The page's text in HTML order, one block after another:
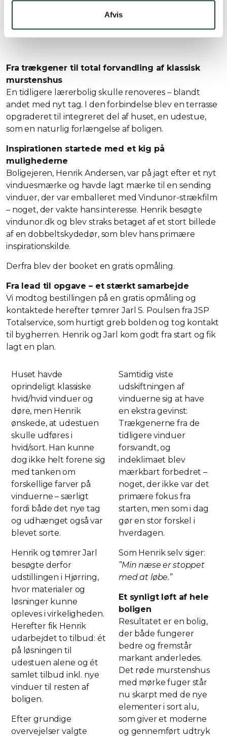
Afvis
Fra trækgener til total forvandling af klassisk
murstenshus
En tidligere lærerbolig skulle renoveres – blandt
andet med nyt tag. I den forbindelse blev en terrasse
opgraderet til integreret del af huset, en udestue,
som en naturlig forlængelse af boligen.
Inspirationen startede med et kig på
mulighederne
Boligejeren, Henrik Andersen, var på jagt efter et nyt
vinduesmærke og havde lagt mærke til en sending
vinduer, der var emballeret med Vindunor-strækfilm
– noget, der vakte hans interesse. Henrik besøgte
vindunor.dk og blev straks betaget af et stort billede
af en dobbeltskydedør, som blev hans primære
inspirationskilde.
Derfra blev der booket en gratis opmåling.
Fra lead til opgave – et stærkt samarbejde
Vi modtog bestillingen på en gratis opmåling og
kontaktede herefter tømrer Jarl S. Poulsen fra JSP
Totalservice, som hurtigt greb bolden og tog kontakt
til bygherren. Henrik og Jarl kom godt fra start og fik
lagt en plan.
Huset havde
oprindeligt klassiske
hvid/hvid vinduer og
døre, men Henrik
ønskede, at udestuen
skulle udføres i
hvid/sort. Han kunne
dog ikke helt forene sig
med tanken om
forskellige farver på
vinduerne – særligt
fordi både det nye tag
og udhænget også var
blevet sorte.
Henrik og tømrer Jarl
besøgte derfor
udstillingen i Hjørring,
hvor materialer og
løsninger kunne
opleves i virkeligheden.
Herefter fik Henrik
udarbejdet to tilbud: ét
på løsningen til
udestuen alene og ét
samlet tilbud inkl. nye
vinduer til resten af
boligen.
Efter grundige
overvejelser valgte
Samtidig viste
udskiftningen af
vinduerne sig at have
en ekstra gevinst:
Trækgenerne fra de
tidligere vinduer
forsvandt, og
indeklimaet blev
mærkbart forbedret –
noget, der ikke var det
primære fokus fra
starten, men som i dag
gør en stor forskel i
hverdagen.
Som Henrik selv siger:
”Min næse er stoppet
med at løbe.”
Et synligt løft af hele
boligen
Resultatet er en bolig,
der både fungerer
bedre og fremstår
markant anderledes.
Det røde murstenshus
med mørke fuger står
nu skarpt med de nye
elementer i sort alu,
som giver et moderne
og gennemført udtryk